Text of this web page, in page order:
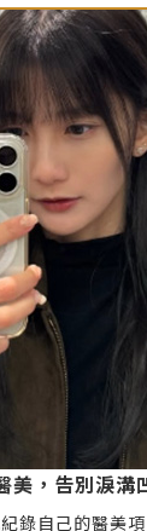
🔔小提醒：肉毒不是
點是「打對位
評估，才會自
美，告別淚溝
錄自己的醫美